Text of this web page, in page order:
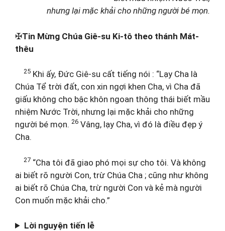
nhưng lại mặc khải cho những người bé mọn.
✠Tin Mừng Chúa Giê-su Ki-tô theo thánh Mát-
thêu
25 Khi ấy, Đức Giê-su cất tiếng nói : “Lạy Cha là
Chúa Tể trời đất, con xin ngợi khen Cha, vì Cha đã
giấu không cho bậc khôn ngoan thông thái biết mầu
nhiệm Nước Trời, nhưng lại mặc khải cho những
người bé mọn. 26 Vâng, lạy Cha, vì đó là điều đẹp ý
Cha.
27 “Cha tôi đã giao phó mọi sự cho tôi. Và không
ai biết rõ người Con, trừ Chúa Cha ; cũng như không
ai biết rõ Chúa Cha, trừ người Con và kẻ mà người
Con muốn mặc khải cho.”
Lời nguyện tiến lễ